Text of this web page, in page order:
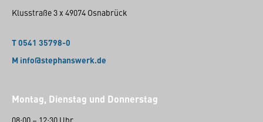
Klusstraße 3 x 49074 Osnabrück
T 0541 35798-0
M info@stephanswerk.de
Montag, Dienstag und Donnerstag